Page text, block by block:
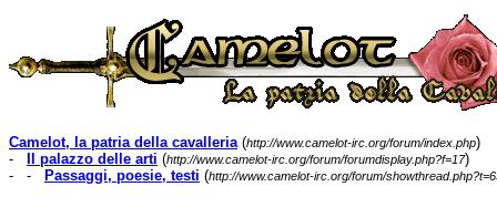
Camelot, la patria della cavalleria(http://www.camelot-irc.org/forum/index.php)
-
Il palazzo delle arti (http://www.camelot-irc.org/forum/forumdisplay.php?f=17)
- -
Passaggi, poesie, testi (http://www.camelot-irc.org/forum/